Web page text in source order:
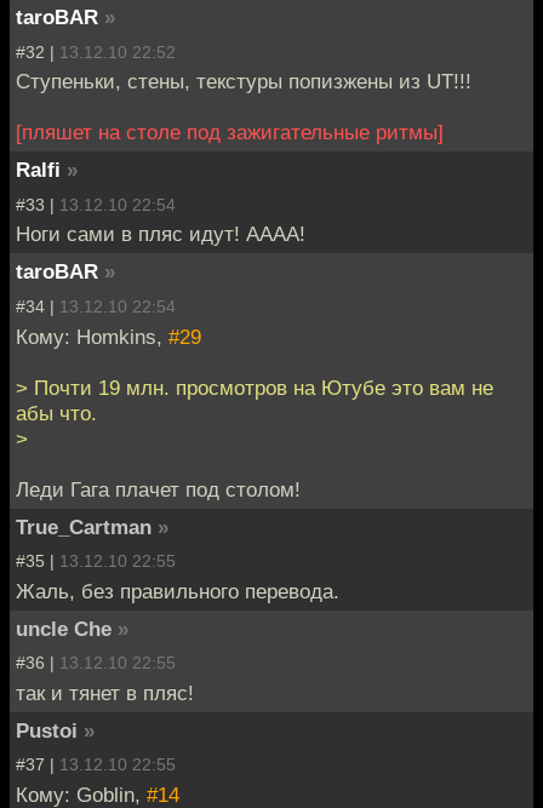
taroBAR »
#32 | 13.12.10 22:52
Ступеньки, стены, текстуры попизжены из UT!!!
[пляшет на столе под зажигательные ритмы]
Ralfi »
#33 | 13.12.10 22:54
Ноги сами в пляс идут! АААА!
taroBAR »
#34 | 13.12.10 22:54
Кому: Homkins, #29
> Почти 19 млн. просмотров на Ютубе это вам не
абы что.
>
Леди Гага плачет под столом!
True_Cartman »
#35 | 13.12.10 22:55
Жаль, без правильного перевода.
uncle Che »
#36 | 13.12.10 22:55
так и тянет в пляс!
Pustoi »
#37 | 13.12.10 22:55
Кому: Goblin, #14